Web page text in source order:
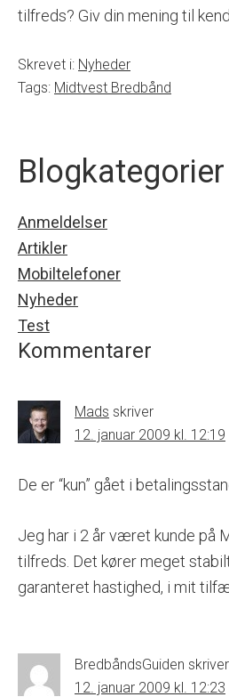
tilfreds? Giv din mening til
Skrevet i: Nyheder
Tags: Midtvest Bredbånd
Blogkategorier
Anmeldelser
Artikler
Mobiltelefoner
Nyheder
Test
Kommentarer
Mads skriver
12. januar 2009 kl. 12:19
De er “kun” gået i
Jeg har i 2 år været kunde på
tilfreds. Det kører meget
garanteret hastighed, i mit
BredbåndsGuiden skriver
12. januar 2009 kl. 12:23